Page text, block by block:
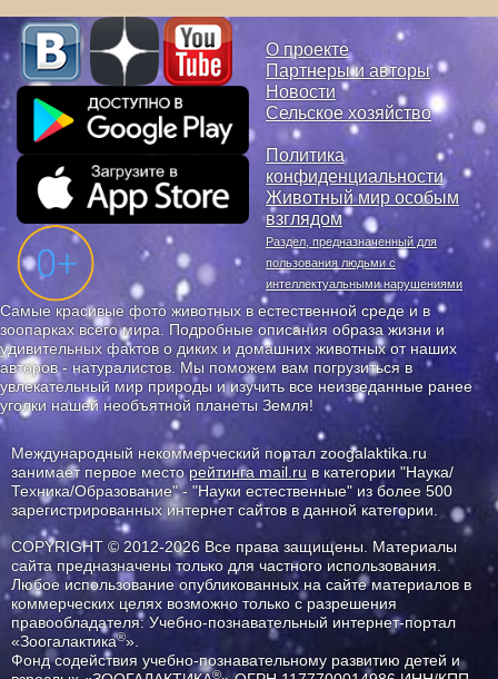
О проекте
Партнеры и авторы
Новости
Сельское хозяйство
Политика
конфиденциальности
Животный мир особым
взглядом
Раздел, предназначенный для
пользования людьми с
интеллектуальными нарушениями
Самые красивые фото животных в естественной среде и в
зоопарках всего мира. Подробные описания образа жизни и
удивительных фактов о диких и домашних животных от наших
авторов - натуралистов. Мы поможем вам погрузиться в
увлекательный мир природы и изучить все неизведанные ранее
уголки нашей необъятной планеты Земля!
Международный некоммерческий портал zoogalaktika.ru
занимает первое месторейтинга mail.ru в категории "Наука/
Техника/Образование" - "Науки естественные" из более 500
зарегистрированных интернет сайтов в данной категории.
COPYRIGHT © 2012-2026 Все права защищены. Материалы
сайта предназначены только для частного использования.
Любое использование опубликованных на сайте материалов в
коммерческих целях возможно только с разрешения
правообладателя: Учебно-познавательный интернет-портал
«Зоогалактика®».
Фонд содействия учебно-познавательному развитию детей и
®